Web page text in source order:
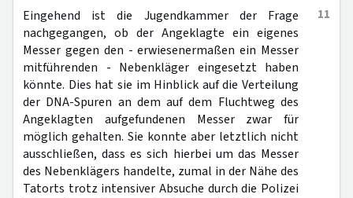
11
Eingehend ist die Jugendkammer der Frage
nachgegangen, ob der Angeklagte ein eigenes
Messer gegen den - erwiesenermaßen ein Messer
mitführenden - Nebenkläger eingesetzt haben
könnte. Dies hat sie im Hinblick auf die Verteilung
der DNA-Spuren an dem auf dem Fluchtweg des
Angeklagten aufgefundenen Messer zwar für
möglich gehalten. Sie konnte aber letztlich nicht
ausschließen, dass es sich hierbei um das Messer
des Nebenklägers handelte, zumal in der Nähe des
Tatorts trotz intensiver Absuche durch die Polizei